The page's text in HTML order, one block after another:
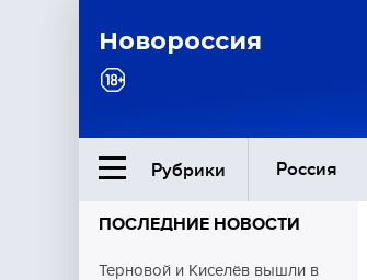
Новороссия
Рубрики Россия
Ближний Восток
ПОСЛЕДНИЕ НОВОСТИ
Терновой и Киселёв вышли в